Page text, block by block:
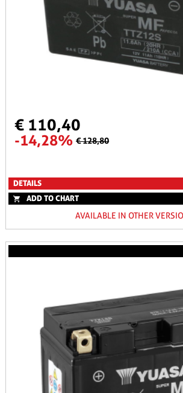
€ 110,40
-14,28% € 128,80
DETAILS
ADD TO CHART
AVAILABLE IN OTHER